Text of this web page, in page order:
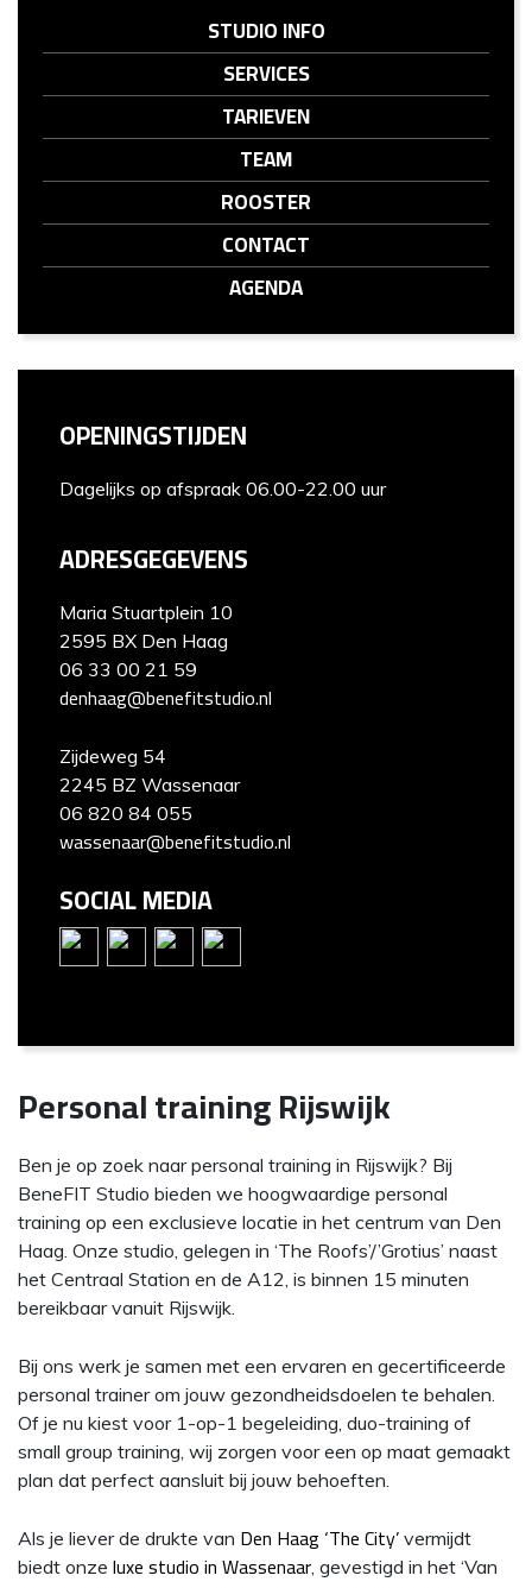
STUDIO INFO
SERVICES
TARIEVEN
TEAM
ROOSTER
CONTACT
AGENDA
OPENINGSTIJDEN
Dagelijks op afspraak 06.00-22.00 uur
ADRESGEGEVENS
Maria Stuartplein 10
2595 BX Den Haag
06 33 00 21 59
denhaag@benefitstudio.nl
Zijdeweg 54
2245 BZ Wassenaar
06 820 84 055
wassenaar@benefitstudio.nl
SOCIAL MEDIA
Personal training Rijswijk
Ben je op zoek naar personal training in Rijswijk? Bij
BeneFIT Studio bieden we hoogwaardige personal
training op een exclusieve locatie in het centrum van Den
Haag. Onze studio, gelegen in ‘The Roofs’/’Grotius’ naast
het Centraal Station en de A12, is binnen 15 minuten
bereikbaar vanuit Rijswijk.
Bij ons werk je samen met een ervaren en gecertificeerde
personal trainer om jouw gezondheidsdoelen te behalen.
Of je nu kiest voor 1-op-1 begeleiding, duo-training of
small group training, wij zorgen voor een op maat gemaakt
plan dat perfect aansluit bij jouw behoeften.
Als je liever de drukte van Den Haag ‘The City’ vermijdt
biedt onze luxe studio in Wassenaar , gevestigd in het ‘Van